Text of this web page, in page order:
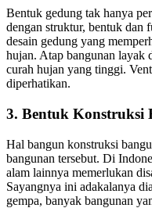
Bentuk gedung tak hanya
dengan struktur, bentuk dan
desain gedung yang
hujan. Atap bangunan layak
curah hujan yang tinggi.
diperhatikan.
3. Bentuk Konstruksi
Hal bangun konstruksi
bangunan tersebut. Di
alam lainnya memerlukan
Sayangnya ini adakalanya
gempa, banyak bangunan